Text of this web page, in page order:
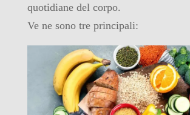
quotidiane del corpo.
Ve ne sono tre principali: